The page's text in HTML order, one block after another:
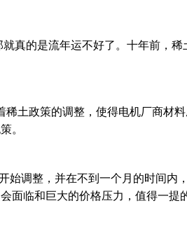
的是流年运不好了。十年前，稀
政策的调整，使得电机厂商材
。
调整，并在不到一个月的时间内
临和巨大的价格压力，值得一提